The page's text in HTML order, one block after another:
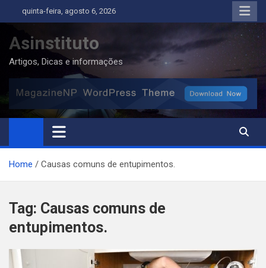
to
content
quinta-feira, agosto 6, 2026
Asinstituto
Artigos, Dicas e informações
Home Causas comuns de entupimentos.
Tag: Causas comuns de
entupimentos.